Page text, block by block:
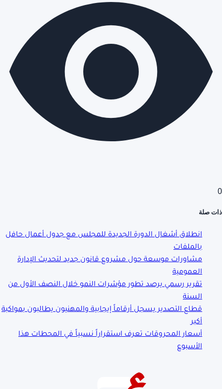
0
ذات صلة
انطلاق أشغال الدورة الجديدة للمجلس مع جدول أعمال حافل
بالملفات
مشاورات موسعة حول مشروع قانون جديد لتحديث الإدارة
العمومية
تقرير رسمي يرصد تطور مؤشرات النمو خلال النصف الأول من
السنة
قطاع التصدير يسجل أرقاماً إيجابية والمهنيون يطالبون بمواكبة
أكبر
أسعار المحروقات تعرف استقراراً نسبياً في المحطات هذا
الأسبوع